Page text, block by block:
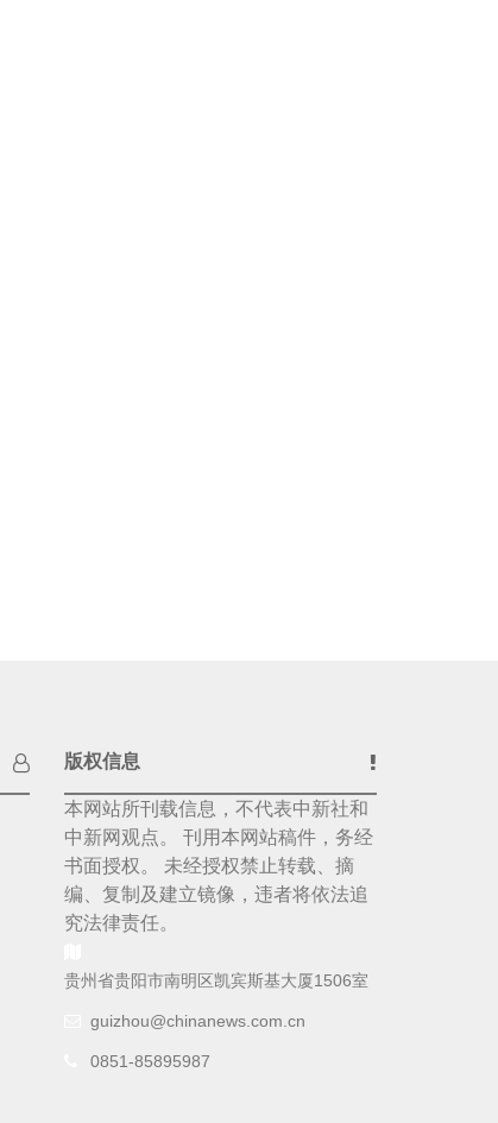
版权信息
本网站所刊载信息，不代表中新社和
中新网观点。 刊用本网站稿件，务经
书面授权。 未经授权禁止转载、摘
编、复制及建立镜像，违者将依法追
究法律责任。
贵州省贵阳市南明区凯宾斯基大厦1506室
guizhou@chinanews.com.cn
0851-85895987